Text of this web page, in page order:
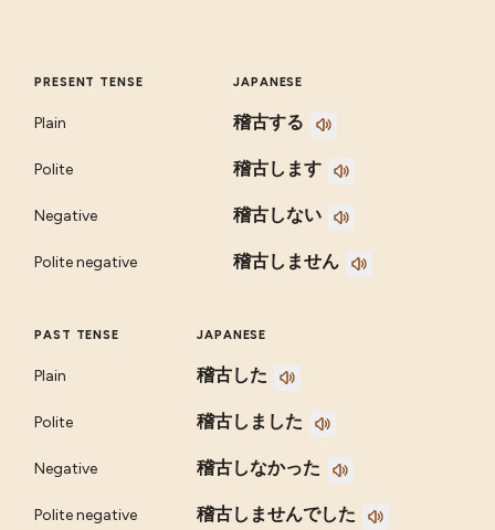
PRESENT TENSE JAPANESE
Plain 稽古する
Polite 稽古します
Negative 稽古しない
Polite negative 稽古しません
PAST TENSE JAPANESE
Plain 稽古した
Polite 稽古しました
Negative 稽古しなかった
Polite negative 稽古しませんでした